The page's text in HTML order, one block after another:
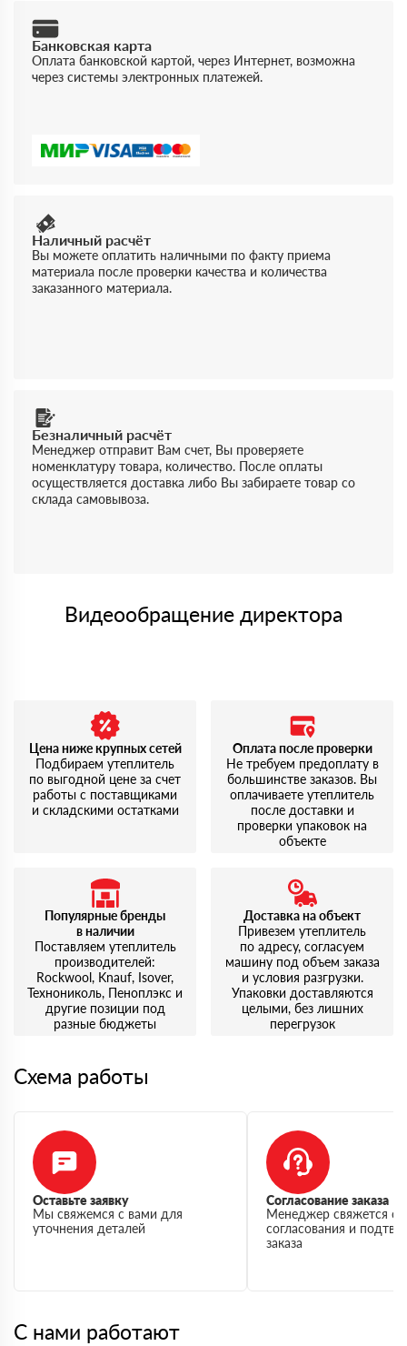
Банковская карта
Оплата банковской картой, через Интернет, возможна
через системы электронных платежей.
Наличный расчёт
Вы можете оплатить наличными по факту приема
материала после проверки качества и количества
заказанного материала.
Безналичный расчёт
Менеджер отправит Вам счет, Вы проверяете
номенклатуру товара, количество. После оплаты
осуществляется доставка либо Вы забираете товар со
склада самовывоза.
Видеообращение директора
Цена ниже крупных сетей
Подбираем утеплитель
по выгодной цене за счет
работы с поставщиками
и складскими остатками
Оплата после проверки
Не требуем предоплату в
большинстве заказов. Вы
оплачиваете утеплитель
после доставки и
проверки упаковок на
объекте
Популярные бренды
в наличии
Поставляем утеплитель
производителей:
Rockwool, Knauf, Isover,
Технониколь, Пеноплэкс и
другие позиции под
разные бюджеты
Доставка на объект
Привезем утеплитель
по адресу, согласуем
машину под объем заказа
и условия разгрузки.
Упаковки доставляются
целыми, без лишних
перегрузок
Схема работы
Оставьте заявку
Мы свяжемся с вами для
уточнения деталей
Согласование заказа
Менеджер свяжется с
согласования и
заказа
С нами работают